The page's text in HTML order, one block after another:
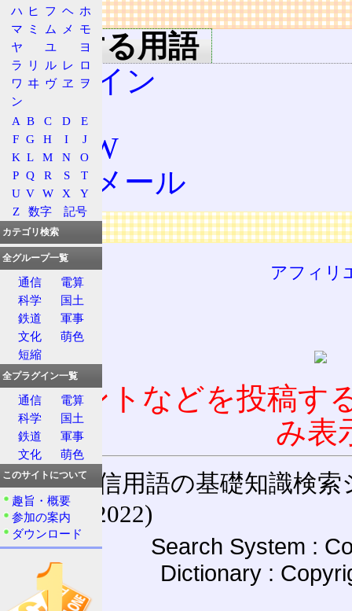
リンク
関連する用語
ドメイン
DNS
WWW
電子メール
広告
アフィリ
コメントなどを投稿す
み表
通信用語の基礎知識検索
(27-May-2022)
Search System :
Dictionary :
ハ ヒ フ ヘ ホ
マ ミ ム メ
モ
ヤ
ユ
ヨ
ラ
リ ル レ ロ
ワ ヰ ヴ ヱ
ヲ
ン
A B C D
E
F G H I
J
K L M N
O
P Q R S
T
U V W X
Y
Z
数字 記号
カテゴリ検索
全グループ一覧
通信
電算
科学
国土
鉄道
軍事
文化
萌色
短縮
全プラグイン一覧
通信
電算
科学
国土
鉄道
軍事
文化
萌色
このサイトについて
趣旨・概要
参加の案内
ダウンロード